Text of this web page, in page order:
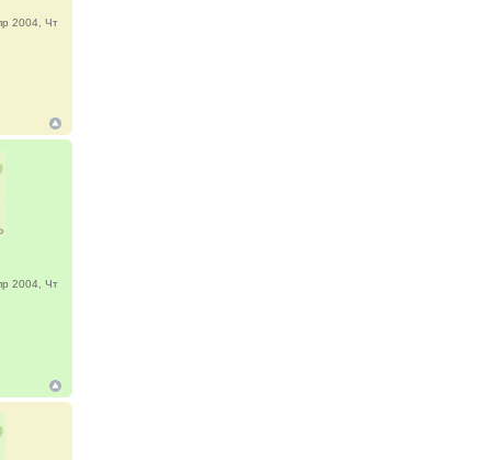
2004, Чт
2004, Чт